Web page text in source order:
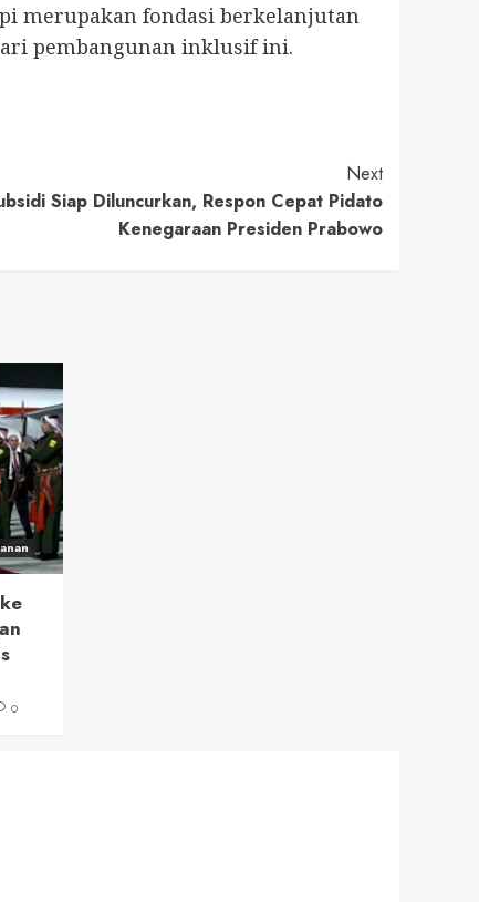
merupakan fondasi berkelanjutan
pembangunan inklusif ini.
Next
Siap Diluncurkan, Respon Cepat Pidato
Kenegaraan Presiden Prabowo
0